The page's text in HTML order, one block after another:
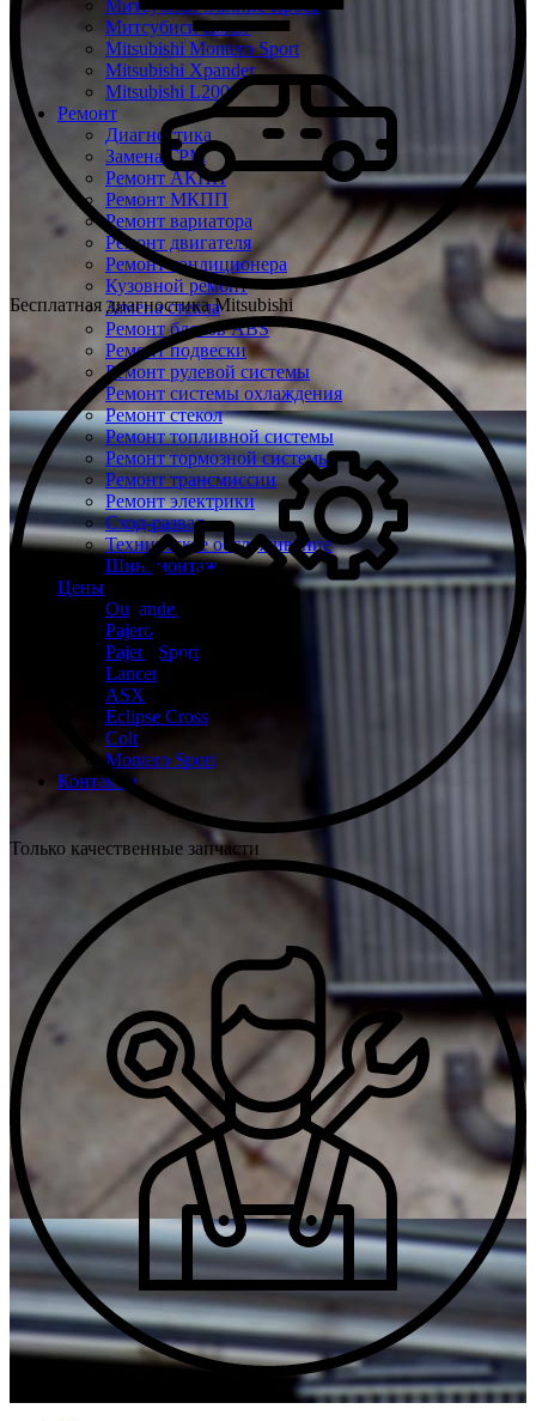
Митсубиси Эклипс Кросс
Митсубиси Кольт
Mitsubishi Montero Sport
Mitsubishi Xpander
Mitsubishi L200
Ремонт
Диагностика
Замена ГРМ
Ремонт АКПП
Ремонт МКПП
Ремонт вариатора
Ремонт двигателя
Ремонт кондиционера
Кузовной ремонт
Замена стекла
Ремонт блоков ABS
Ремонт подвески
Ремонт рулевой системы
Ремонт системы охлаждения
Ремонт стекол
Ремонт топливной системы
Ремонт тормозной системы
Ремонт трансмиссии
Ремонт электрики
Сход-развал
Техническое обслуживание
Шиномонтаж
Цены
Outlander
Pajero
Pajero Sport
Lancer
ASX
Eclipse Cross
Colt
Montero Sport
Контакты
Бесплатная диагностика Mitsubishi
Только качественные запчасти